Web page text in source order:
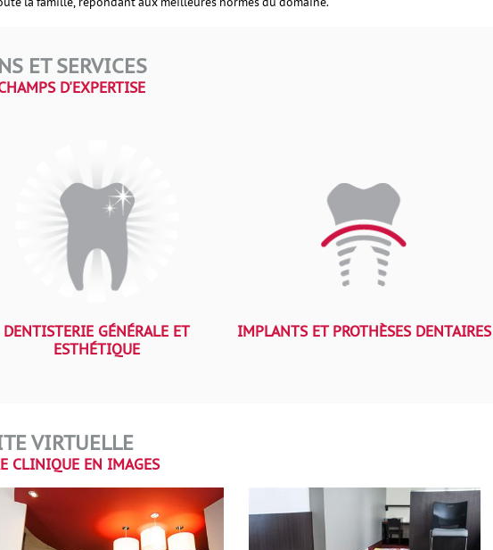
ET SERVICES
D'EXPERTISE
DENTISTERIE GÉNÉRALE ET
ESTHÉTIQUE
IMPLANTS ET PROTHÈSES DENTAIRES
VIRTUELLE
CLINIQUE EN IMAGES